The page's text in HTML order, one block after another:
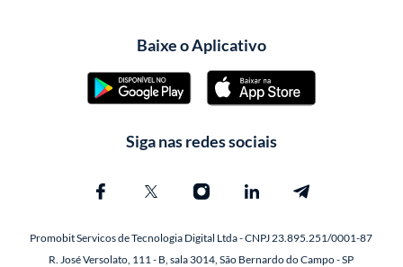
Baixe o Aplicativo
Siga nas redes sociais
Promobit Servicos de Tecnologia Digital Ltda - CNPJ 23.895.251/0001-87
R. José Versolato, 111 - B, sala 3014, São Bernardo do Campo - SP